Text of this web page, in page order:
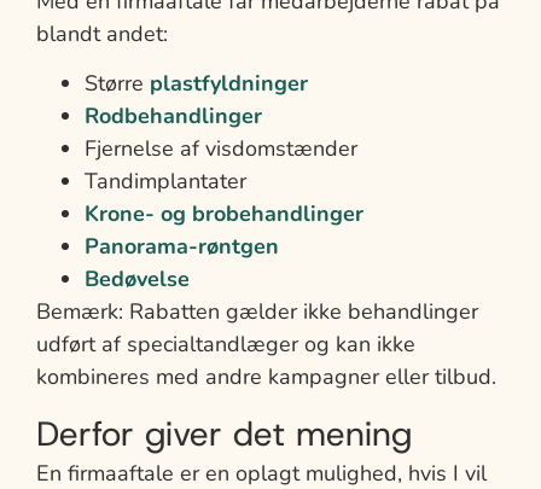
blandt andet:
Større plastfyldninger
Rodbehandlinger
Fjernelse af visdomstænder
Tandimplantater
Krone- og brobehandlinger
Panorama-røntgen
Bedøvelse
Bemærk: Rabatten gælder ikke behandlinger
udført af specialtandlæger og kan ikke
kombineres med andre kampagner eller tilbud.
Derfor giver det mening
En firmaaftale er en oplagt mulighed, hvis I vil